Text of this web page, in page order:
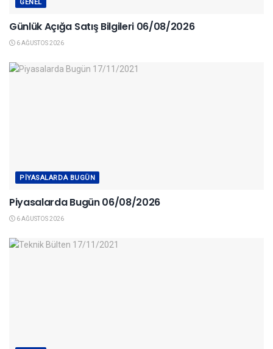
GENEL
Günlük Açığa Satış Bilgileri 06/08/2026
6 AĞUSTOS 2026
PIYASALARDA BUGÜN
Piyasalarda Bugün 06/08/2026
6 AĞUSTOS 2026